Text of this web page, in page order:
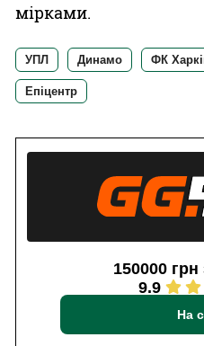
мірками.
УПЛ Динамо ФК
Епіцентр
150000
9.9
На